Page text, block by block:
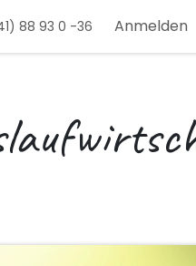
88 93 0 -36 Anmelden